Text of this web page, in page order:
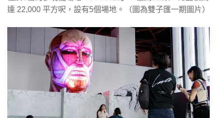
達 22,000 平方呎，設有5個場地。（圖為雙子匯一期圖片）